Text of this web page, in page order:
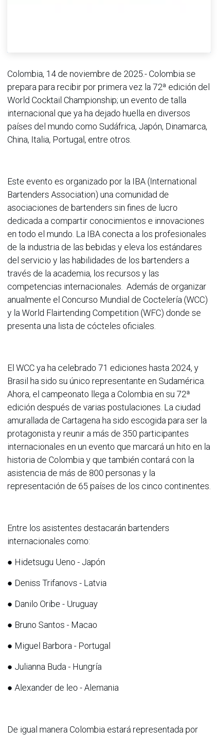
Colombia, 14 de noviembre de 2025.- Colombia se
prepara para recibir por primera vez la 72ª edición del
World Cocktail Championship; un evento de talla
internacional que ya ha dejado huella en diversos
países del mundo como Sudáfrica, Japón, Dinamarca,
China, Italia, Portugal, entre otros.
Este evento es organizado por la IBA (International
Bartenders Association) una comunidad de
asociaciones de bartenders sin fines de lucro
dedicada a compartir conocimientos e innovaciones
en todo el mundo. La IBA conecta a los profesionales
de la industria de las bebidas y eleva los estándares
del servicio y las habilidades de los bartenders a
través de la academia, los recursos y las
competencias internacionales. Además de organizar
anualmente el Concurso Mundial de Coctelería (WCC)
y la World Flairtending Competition (WFC) donde se
presenta una lista de cócteles oficiales.
El WCC ya ha celebrado 71 ediciones hasta 2024, y
Brasil ha sido su único representante en Sudamérica.
Ahora, el campeonato llega a Colombia en su 72ª
edición después de varias postulaciones. La ciudad
amurallada de Cartagena ha sido escogida para ser la
protagonista y reunir a más de 350 participantes
internacionales en un evento que marcará un hito en la
historia de Colombia y que también contará con la
asistencia de más de 800 personas y la
representación de 65 países de los cinco continentes.
Entre los asistentes destacarán bartenders
internacionales como:
● Hidetsugu Ueno - Japón
● Deniss Trifanovs - Latvia
● Danilo Oribe - Uruguay
● Bruno Santos - Macao
● Miguel Barbora - Portugal
● Julianna Buda - Hungría
● Alexander de leo - Alemania
De igual manera Colombia estará representada por